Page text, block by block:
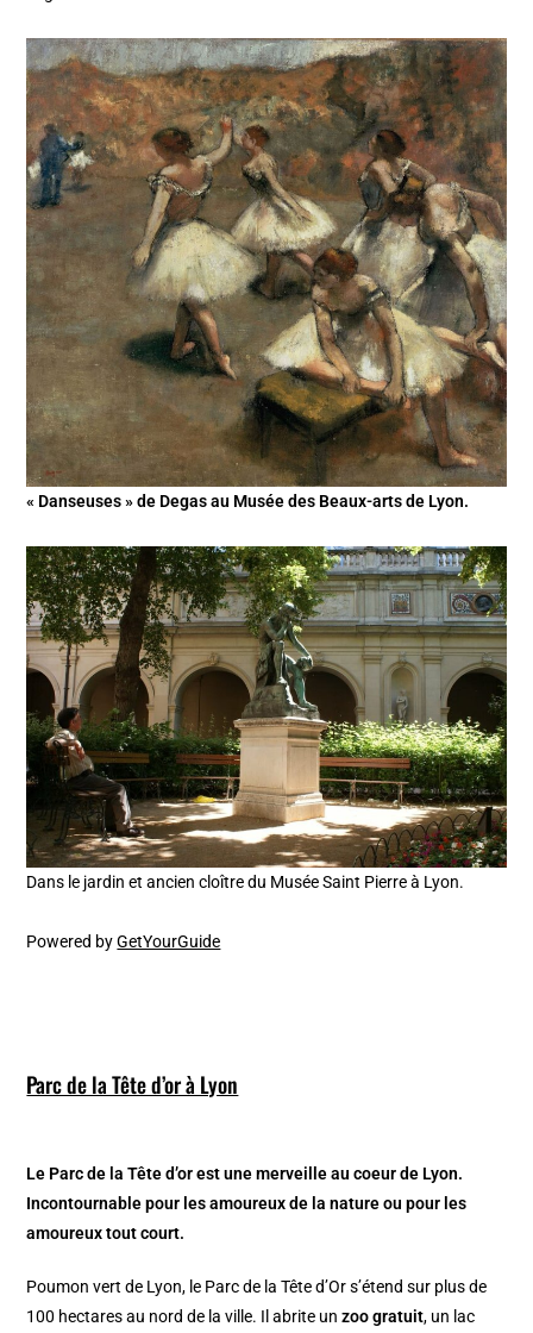
« Danseuses » de Degas au Musée des Beaux-arts de Lyon.
Dans le jardin et ancien cloître du Musée Saint Pierre à Lyon.
Powered byGetYourGuide
Parc de la Tête d’or à Lyon
Le Parc de la Tête d’or est une merveille au coeur de Lyon.
Incontournable pour les amoureux de la nature ou pour les
amoureux tout court.
Poumon vert de Lyon, le Parc de la Tête d’Or s’étend sur plus de
100 hectares au nord de la ville. Il abrite unzoo gratuit, un lac